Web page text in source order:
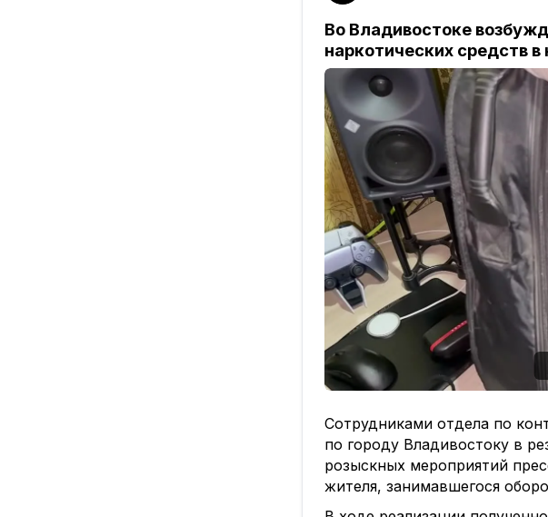
Во Владивостоке
наркотических средств
Сотрудниками отдела по
по городу Владивостоку в
розыскных мероприятий
жителя, занимавшегося